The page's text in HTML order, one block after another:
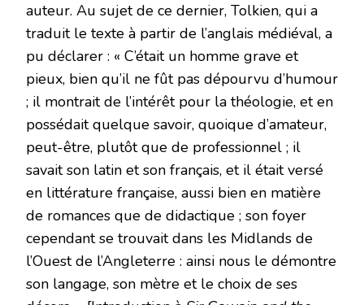
auteur. Au sujet de ce dernier, Tolkien, qui a
traduit le texte à partir de l’anglais médiéval, a
pu déclarer : « C’était un homme grave et
pieux, bien qu’il ne fût pas dépourvu d’humour
; il montrait de l’intérêt pour la théologie, et en
possédait quelque savoir, quoique d’amateur,
peut-être, plutôt que de professionnel ; il
savait son latin et son français, et il était versé
en littérature française, aussi bien en matière
de romances que de didactique ; son foyer
cependant se trouvait dans les Midlands de
l’Ouest de l’Angleterre : ainsi nous le démontre
son langage, son mètre et le choix de ses